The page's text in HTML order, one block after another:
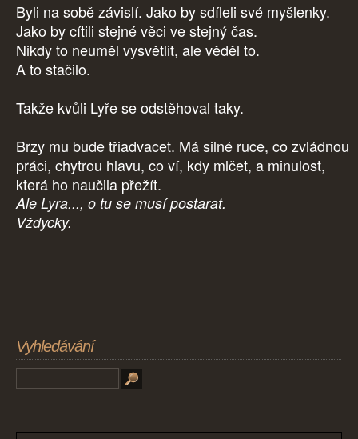
Byli na sobě závislí. Jako by sdíleli své myšlenky.
Jako by cítili stejné věci ve stejný čas.
Nikdy to neuměl vysvětlit, ale věděl to.
A to stačilo.
Takže kvůli Lyře se odstěhoval taky.
Brzy mu bude třiadvacet. Má silné ruce, co zvládnou
práci, chytrou hlavu, co ví, kdy mlčet, a minulost,
která ho naučila přežít.
Ale Lyra..., o tu se musí postarat.
Vždycky.
Vyhledávání